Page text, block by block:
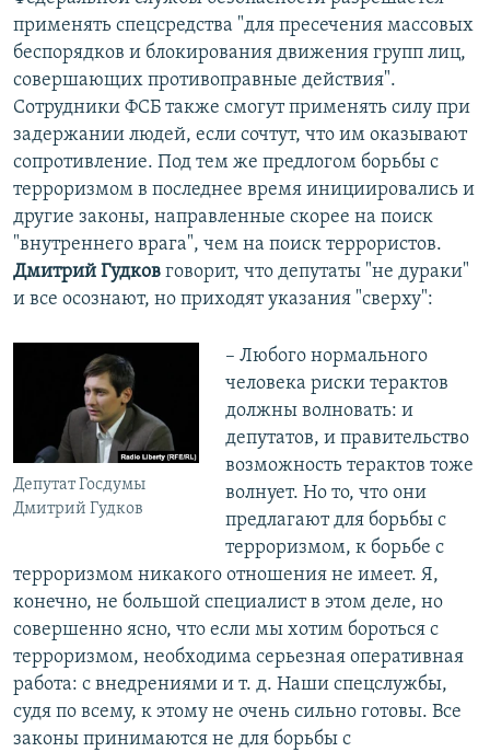
применять спецсредства "для пресечения массовых
беспорядков и блокирования движения групп лиц,
совершающих противоправные действия".
Сотрудники ФСБ также смогут применять силу при
задержании людей, если сочтут, что им оказывают
сопротивление. Под тем же предлогом борьбы с
терроризмом в последнее время инициировались и
другие законы, направленные скорее на поиск
"внутреннего врага", чем на поиск террористов.
Дмитрий Гудков говорит, что депутаты "не дураки"
и все осознают, но приходят указания "сверху":
Депутат Госдумы
Дмитрий Гудков
– Любого нормального
человека риски терактов
должны волновать: и
депутатов, и правительство
возможность терактов тоже
волнует. Но то, что они
предлагают для борьбы с
терроризмом, к борьбе с
терроризмом никакого отношения не имеет. Я,
конечно, не большой специалист в этом деле, но
совершенно ясно, что если мы хотим бороться с
терроризмом, необходима серьезная оперативная
работа: с внедрениями и т. д. Наши спецслужбы,
судя по всему, к этому не очень сильно готовы. Все
законы принимаются не для борьбы с